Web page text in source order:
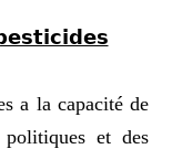
a la capacité de
politiques et des